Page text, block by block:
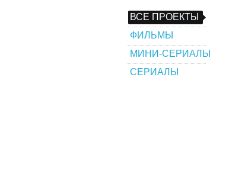
ВСЕ ПРОЕКТЫ
ФИЛЬМЫ
МИНИ-СЕРИАЛЫ
СЕРИАЛЫ